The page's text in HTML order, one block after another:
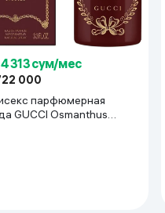
313 сум/мес
000
парфюмерная
GUCCI Osmanthus